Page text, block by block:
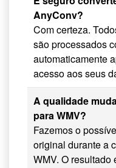
AnyConv?
Com certeza.
são processados
automaticamente
acesso aos seus
A qualidade
para WMV?
Fazemos o
original durante a
WMV. O resultado